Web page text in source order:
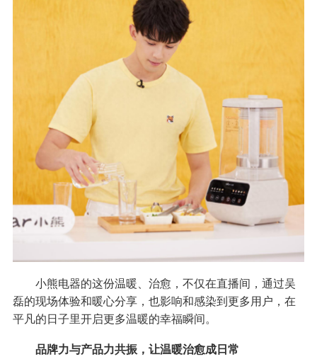
小熊电器的这份温暖、治愈，不仅在直播间，通过吴
磊的现场体验和暖心分享，也影响和感染到更多用户，在
平凡的日子里开启更多温暖的幸福瞬间。
品牌力与产品力共振，让温暖治愈成日常